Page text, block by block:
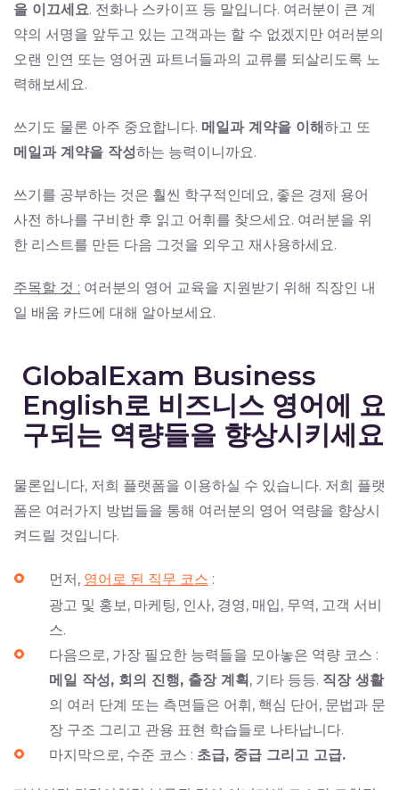
을 이끄세요. 전화나 스카이프 등 말입니다. 여러분이 큰 계
약의 서명을 앞두고 있는 고객과는 할 수 없겠지만 여러분의
오랜 인연 또는 영어권 파트너들과의 교류를 되살리도록 노
력해보세요.
쓰기도 물론 아주 중요합니다. 메일과 계약을 이해하고 또
메일과 계약을 작성하는 능력이니까요.
쓰기를 공부하는 것은 훨씬 학구적인데요, 좋은 경제 용어
사전 하나를 구비한 후 읽고 어휘를 찾으세요. 여러분을 위
한 리스트를 만든 다음 그것을 외우고 재사용하세요.
주목할 것 : 여러분의 영어 교육을 지원받기 위해 직장인 내
일 배움 카드에 대해 알아보세요.
GlobalExam Business
English로 비즈니스 영어에 요
구되는 역량들을 향상시키세요
물론입니다, 저희 플랫폼을 이용하실 수 있습니다. 저희 플랫
폼은 여러가지 방법들을 통해 여러분의 영어 역량을 향상시
켜드릴 것입니다.
먼저, 영어로 된 직무 코스 :
광고 및 홍보, 마케팅, 인사, 경영, 매입, 무역, 고객 서비
스.
다음으로, 가장 필요한 능력들을 모아놓은 역량 코스 :
메일 작성, 회의 진행, 출장 계획, 기타 등등. 직장 생활
의 여러 단계 또는 측면들은 어휘, 핵심 단어, 문법과 문
장 구조 그리고 관용 표현 학습들로 나타납니다.
마지막으로, 수준 코스 : 초급, 중급 그리고 고급.